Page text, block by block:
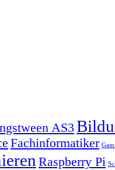
AS3
Fachinformatiker
Raspberry Pi